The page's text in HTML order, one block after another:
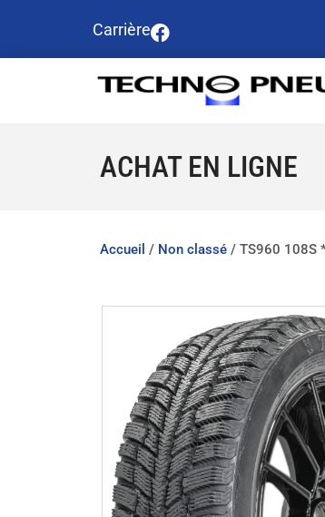
Carrière
ACHAT EN LIGNE
Accueil / Non classé / TS960 108S